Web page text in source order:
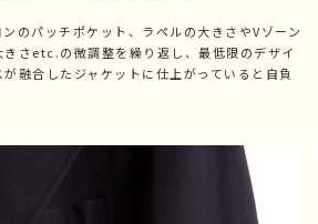
のパッチポケット、ラペルの大きさやVゾーン
さetc.の微調整を繰り返し、最低限のデザイ
融合したジャケットに仕上がっていると自負